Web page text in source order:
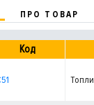
ПРО ТОВАР
Код